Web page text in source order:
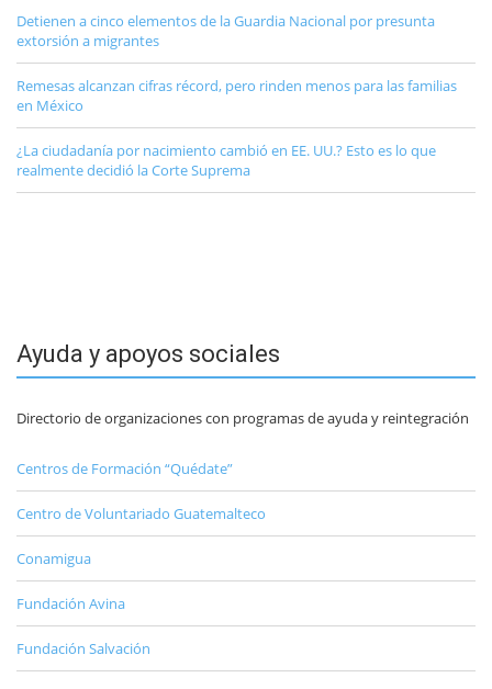
Detienen a cinco elementos de la Guardia Nacional por presunta
extorsión a migrantes
Remesas alcanzan cifras récord, pero rinden menos para las familias
en México
¿La ciudadanía por nacimiento cambió en EE. UU.? Esto es lo que
realmente decidió la Corte Suprema
Ayuda y apoyos sociales
Directorio de organizaciones con programas de ayuda y reintegración
Centros de Formación “Quédate”
Centro de Voluntariado Guatemalteco
Conamigua
Fundación Avina
Fundación Salvación